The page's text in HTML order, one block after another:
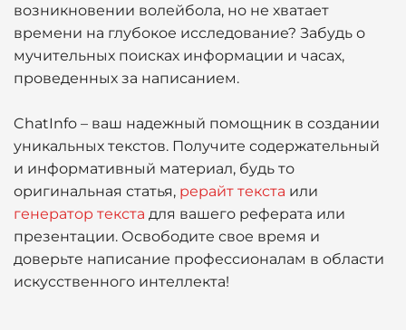
возникновении волейбола, но не хватает
времени на глубокое исследование? Забудь о
мучительных поисках информации и часах,
проведенных за написанием.
ChatInfo – ваш надежный помощник в создании
уникальных текстов. Получите содержательный
и информативный материал, будь то
оригинальная статья, рерайт текста или
генератор текста для вашего реферата или
презентации. Освободите свое время и
доверьте написание профессионалам в области
искусственного интеллекта!